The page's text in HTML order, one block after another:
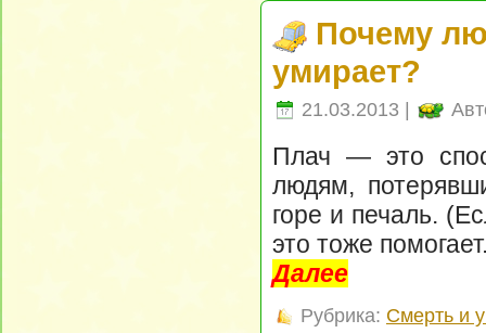
Почему
умирает?
21.03.2013 |
Плач — это
людям,
горе и печаль.
это тоже
Далее
Рубрика: Смерть и